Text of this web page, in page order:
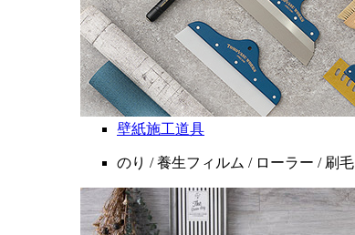
壁紙施工道具
のり / 養生フィルム / ローラー / 刷毛